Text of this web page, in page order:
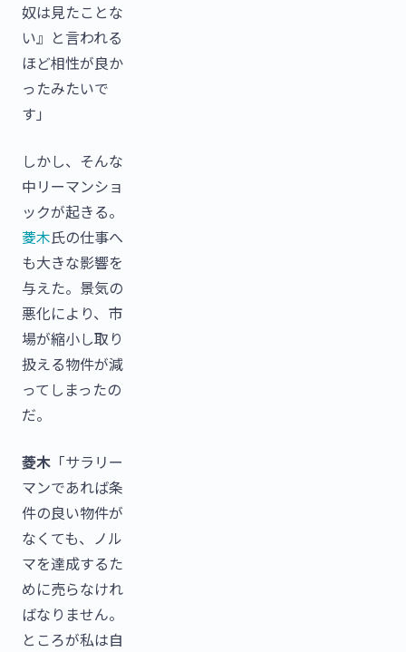
奴は見たことな
い』と言われる
ほど相性が良か
ったみたいで
す」
しかし、そんな
中リーマンショ
ックが起きる。
菱木氏の仕事へ
も大きな影響を
与えた。景気の
悪化により、市
場が縮小し取り
扱える物件が減
ってしまったの
だ。
菱木 「サラリー
マンであれば条
件の良い物件が
なくても、ノル
マを達成するた
めに売らなけれ
ばなりません。
ところが私は自